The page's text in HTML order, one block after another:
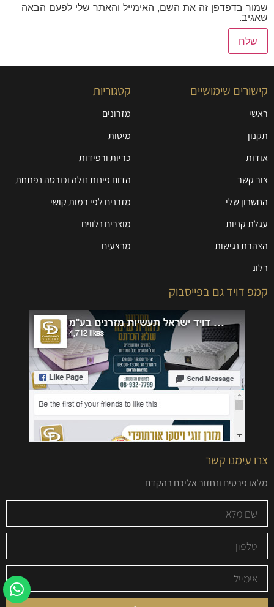
שמור בדפדפן זה את השם, האימייל והאתר שלי לפעם הבאה
שאגיב.
קישורים שימושיים
ראשי
תקנון
אודות
צור קשר
החשבון שלי
עגלת קניות
הצהרת נגישות
בלוג
קטגוריות
מזרונים
מיטות
כריות ורפידות
הדום פינות זולה וכורסה נפתחת
מזרנים לפי רמות קושי
מוצרים נלווים
מבצעים
קמפ דויד גם בפייסבוק
צרו עימנו קשר
מלאו פרטים ונחזור אליכם בהקדם